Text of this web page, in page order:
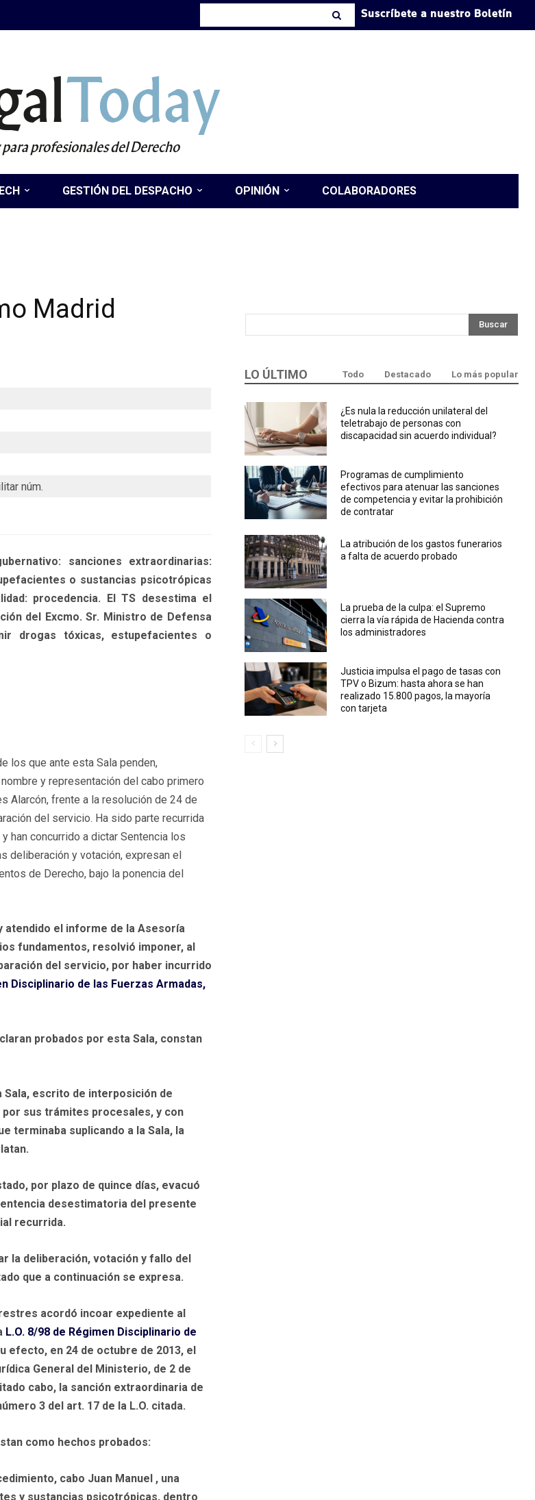
Suscríbete a nuestro Boletín
Today
para profesionales del Derecho
GESTIÓN DEL DESPACHO OPINIÓN COLABORADORES
Madrid
núm.
sanciones extraordinarias:
o sustancias psicotrópicas
procedencia. El TS desestima el
del Excmo. Sr. Ministro de Defensa
drogas tóxicas, estupefacientes o
los que ante esta Sala penden,
y representación del cabo primero
Alarcón, frente a la resolución de 24 de
del servicio. Ha sido parte recurrida
han concurrido a dictar Sentencia los
deliberación y votación, expresan el
de Derecho, bajo la ponencia del
atendido el informe de la Asesoría
fundamentos, resolvió imponer, al
del servicio, por haber incurrido
Disciplinario de las Fuerzas Armadas,
probados por esta Sala, constan
escrito de interposición de
sus trámites procesales, y con
terminaba suplicando a la Sala, la
por plazo de quince días, evacuó
desestimatoria del presente
recurrida.
la deliberación, votación y fallo del
que a continuación se expresa.
acordó incoar expediente al
L.O. 8/98 de Régimen Disciplinario de
efecto, en 24 de octubre de 2013, el
General del Ministerio, de 2 de
cabo, la sanción extraordinaria de
3 del art. 17 de la L.O. citada.
como hechos probados:
cabo Juan Manuel , una
y sustancias psicotrópicas, dentro
Buscar
LO ÚLTIMO Todo Destacado Lo más popular
¿Es nula la reducción unilateral del
teletrabajo de personas con
discapacidad sin acuerdo individual?
Programas de cumplimiento
efectivos para atenuar las sanciones
de competencia y evitar la prohibición
de contratar
La atribución de los gastos funerarios
a falta de acuerdo probado
La prueba de la culpa: el Supremo
cierra la vía rápida de Hacienda contra
los administradores
Justicia impulsa el pago de tasas con
TPV o Bizum: hasta ahora se han
realizado 15.800 pagos, la mayoría
con tarjeta